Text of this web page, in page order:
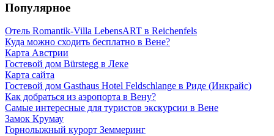
Популярное
Отель Romantik-Villa LebensART в Reichenfels
Куда можно сходить бесплатно в Вене?
Карта Австрии
Гостевой дом Bürstegg в Леке
Карта сайта
Гостевой дом Gasthaus Hotel Feldschlange в Риде (Инкрайс)
Как добраться из аэропорта в Вену?
Самые интересные для туристов экскурсии в Вене
Замок Крумау
Горнолыжный курорт Земмеринг